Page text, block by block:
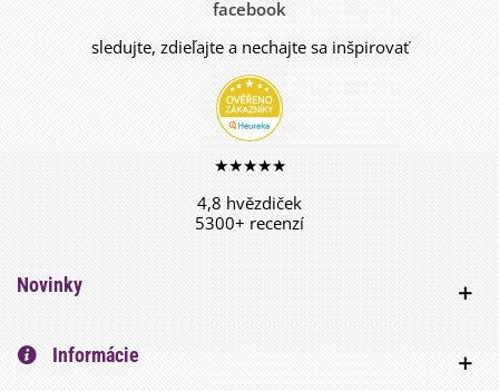
facebook
sledujte, zdieľajte a nechajte sa inšpirovať
★★★★★
4,8 hvězdiček
5300+ recenzí
Novinky
Informácie